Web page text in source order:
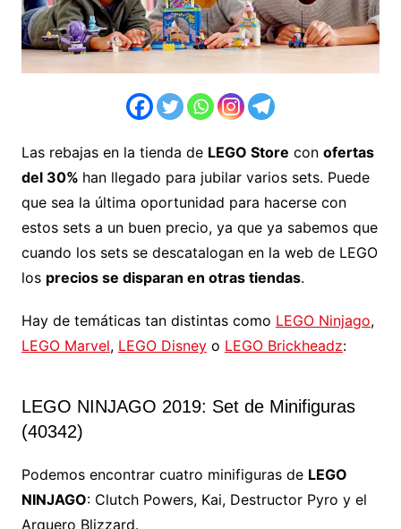
Las rebajas en la tienda de LEGO Store con ofertas
del 30% han llegado para jubilar varios sets. Puede
que sea la última oportunidad para hacerse con
estos sets a un buen precio, ya que ya sabemos que
cuando los sets se descatalogan en la web de LEGO
los precios se disparan en otras tiendas.
Hay de temáticas tan distintas como LEGO Ninjago,
LEGO Marvel, LEGO Disneyo LEGO Brickheadz:
LEGO NINJAGO 2019: Set de Minifiguras
(40342)
Podemos encontrar cuatro minifiguras de LEGO
NINJAGO: Clutch Powers, Kai, Destructor Pyro y el
Arquero Blizzard.